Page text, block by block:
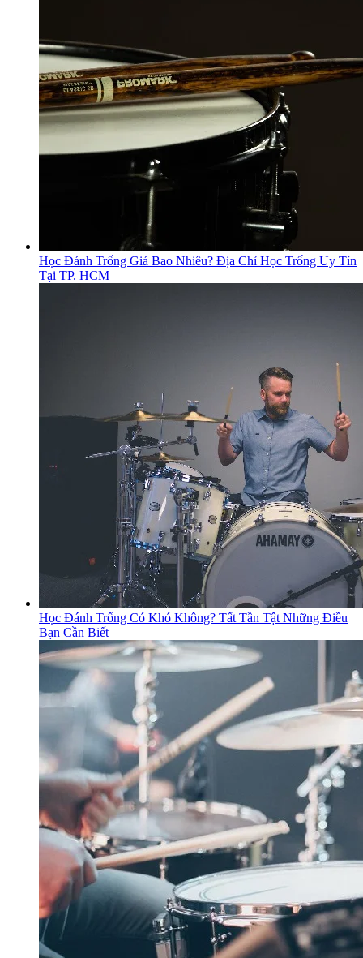
Học Đánh Trống Giá Bao Nhiêu? Địa Chỉ Học Trống Uy Tín
Tại TP. HCM
Học Đánh Trống Có Khó Không? Tất Tần Tật Những Điều
Bạn Cần Biết